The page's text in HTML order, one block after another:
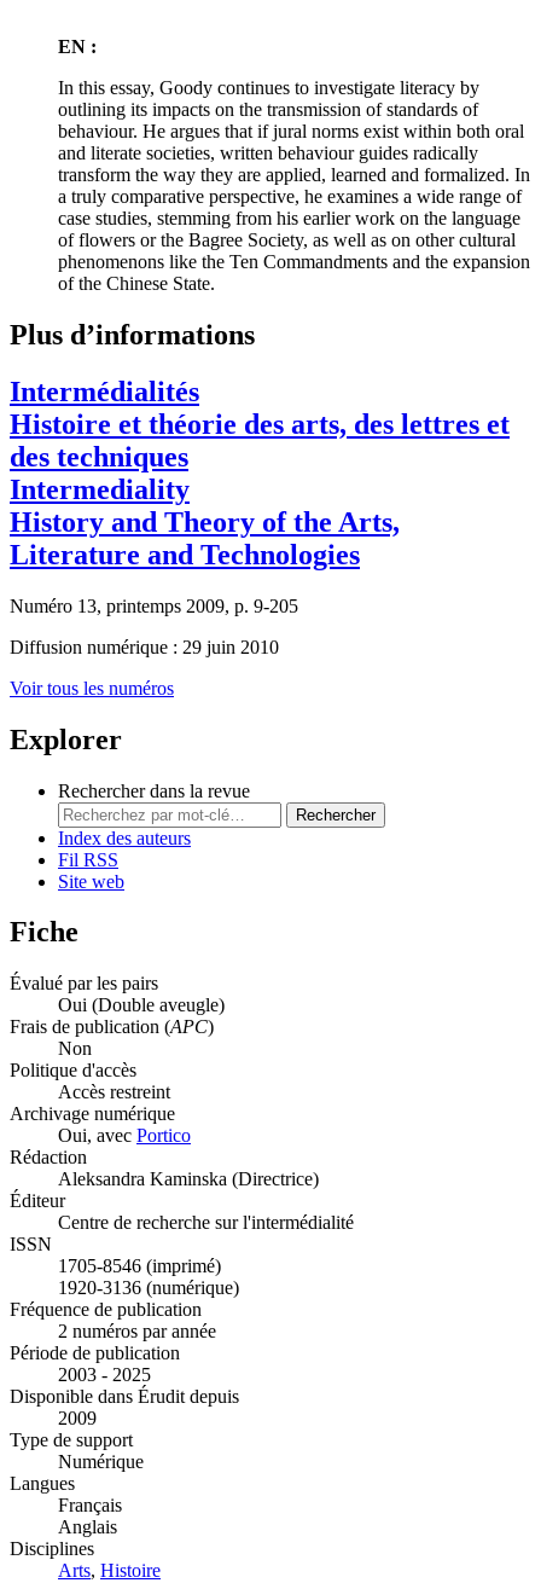
EN :
In this essay, Goody continues to investigate literacy by
outlining its impacts on the transmission of standards of
behaviour. He argues that if jural norms exist within both oral
and literate societies, written behaviour guides radically
transform the way they are applied, learned and formalized. In
a truly comparative perspective, he examines a wide range of
case studies, stemming from his earlier work on the language
of flowers or the Bagree Society, as well as on other cultural
phenomenons like the Ten Commandments and the expansion
of the Chinese State.
Plus d’informations
Intermédialités
Histoire et théorie des arts, des lettres et
des techniques
Intermediality
History and Theory of the Arts,
Literature and Technologies
Numéro 13, printemps 2009, p. 9-205
Diffusion numérique : 29 juin 2010
Voir tous les numéros
Explorer
Rechercher dans la revue
Rechercher
Index des auteurs
Fil RSS
Site web
Fiche
Évalué par les pairs
Oui (Double aveugle)
Frais de publication (APC)
Non
Politique d'accès
Accès restreint
Archivage numérique
Oui, avec Portico
Rédaction
Aleksandra Kaminska (Directrice)
Éditeur
Centre de recherche sur l'intermédialité
ISSN
1705-8546 (imprimé)
1920-3136 (numérique)
Fréquence de publication
2 numéros par année
Période de publication
2003 - 2025
Disponible dans Érudit depuis
2009
Type de support
Numérique
Langues
Français
Anglais
Disciplines
Arts, Histoire